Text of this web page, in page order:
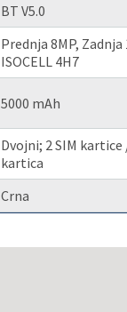
BT V5.0
Prednja 8MP,
ISOCELL 4H7
5000 mAh
Dvojni; 2 SIM kartice
kartica
Crna